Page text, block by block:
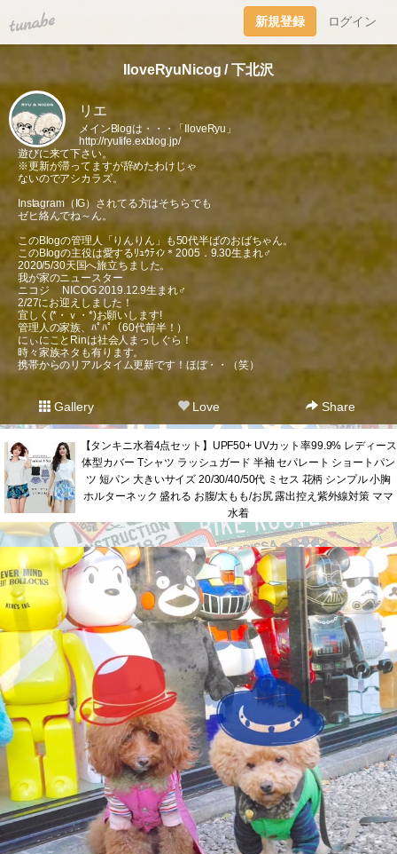
tuna.be 新規登録 ログイン
IloveRyuNicog / 下北沢
リエ
メインBlogは・・・「IloveRyu」
http://ryulife.exblog.jp/
遊びに来て下さい。
※更新が滞ってますが辞めたわけじゃ
ないのでアシカラズ。
Instagram（IG）されてる方はそちらでも
ゼヒ絡んでね～ん。
このBlogの管理人「りんりん」も50代半ばのおばちゃん。
このBlogの主役は愛するﾘｭｳﾃｨﾝ＊2005．9.30生まれ♂
2020/5/30天国へ旅立ちました。
我が家のニュースター
ニコジ NICOG 2019.12.9生まれ♂
2/27にお迎えしました！
宜しく(*・ｖ・*)お願いします!
管理人の家族、ﾊﾟﾊﾟ（60代前半！）
にぃにことRinは社会人まっしぐら！
時々家族ネタも有ります。
携帯からのリアルタイム更新です！ほぼ・・（笑）
Gallery Love Share
【タンキニ水着4点セット】UPF50+ UVカット率99.9% レディース
体型カバー Tシャツ ラッシュガード 半袖 セパレート ショートパン
ツ 短パン 大きいサイズ 20/30/40/50代 ミセス 花柄 シンプル 小胸
ホルターネック 盛れる お腹/太もも/お尻 露出控え紫外線対策 ママ
水着